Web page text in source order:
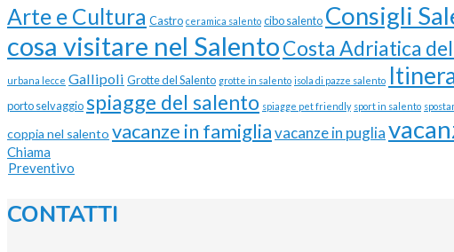
Arte e Cultura Castro ceramica salento cibo salento Consigli
cosa visitare nel SalentoCosta Adriatica
urbana lecce Gallipoli Grotte del Salento grotte in salento isola di pazze salento
porto selvaggiospiagge del salento spiagge pet friendly sport in salento
coppia nel salento vacanze in famigliavacanze in puglia
Chiama
Preventivo
CONTATTI